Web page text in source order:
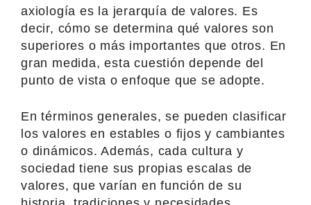
axiología es la jerarquía de valores. Es
decir, cómo se determina qué valores son
superiores o más importantes que otros. En
gran medida, esta cuestión depende del
punto de vista o enfoque que se adopte.
En términos generales, se pueden clasificar
los valores en estables o fijos y cambiantes
o dinámicos. Además, cada cultura y
sociedad tiene sus propias escalas de
valores, que varían en función de su